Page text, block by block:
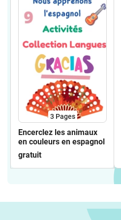
3 Pages
Encerclez les animaux
en couleurs en espagnol
gratuit